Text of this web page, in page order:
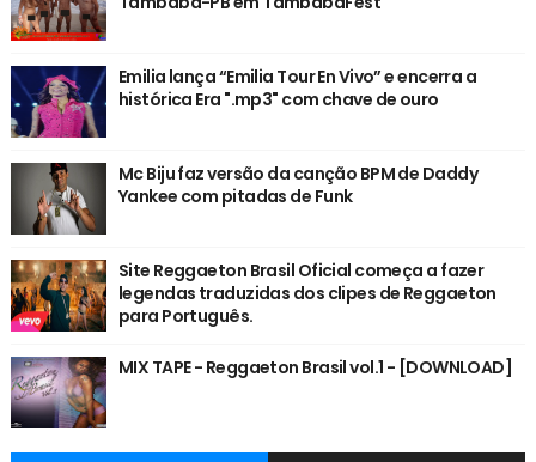
Emilia lança “Emilia Tour En Vivo” e encerra a
histórica Era ".mp3" com chave de ouro
Mc Biju faz versão da canção BPM de Daddy
Yankee com pitadas de Funk
Site Reggaeton Brasil Oficial começa a fazer
legendas traduzidas dos clipes de Reggaeton
para Português.
MIX TAPE - Reggaeton Brasil vol.1 - [DOWNLOAD]